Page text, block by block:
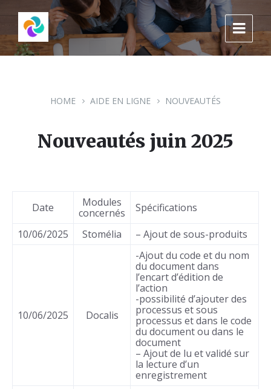
content
navigation
footer
HOME AIDE EN LIGNE NOUVEAUTÉS
Nouveautés juin 2025
Date
Modules
concernés
Spécifications
10/06/2025
Stomélia – Ajout de sous-produits
10/06/2025 Docalis
-Ajout du code et du nom
du document dans
l’encart d’édition de
l’action
-possibilité d’ajouter des
processus et sous
processus et dans le code
du document ou dans le
document
– Ajout de lu et validé sur
la lecture d’un
enregistrement